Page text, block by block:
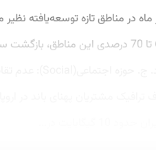
ماه در مناطق تازه توسعه‌یافته
سکونت حداکثر 60 تا 70 درصدی این